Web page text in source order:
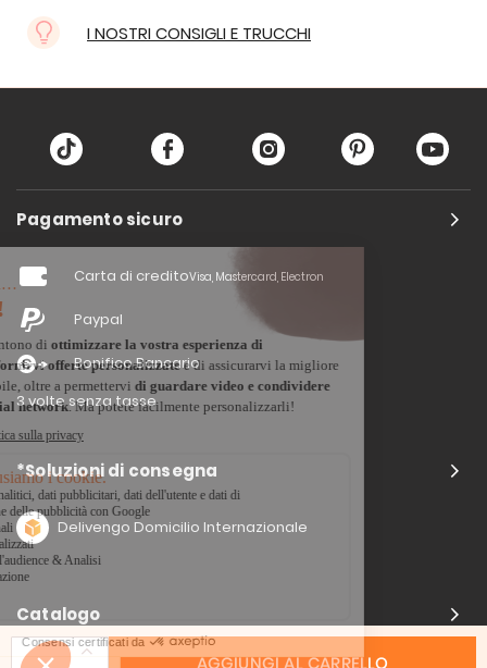
AGGIUNGI AL CARRELLO
I NOSTRI CONSIGLI E TRUCCHI
Pagamento sicuro
Carta di creditoVisa, Mastercard, Electron
Paypal
Bonifico Bancario
3 volte senza tasse
*Soluzioni di consegna
Delivengo Domicilio Internazionale
Catalogo